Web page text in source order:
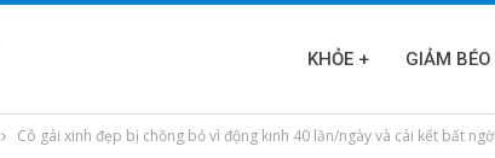
KHỎE + GIẢM BÉO
Cô gái xinh đẹp bị chồng bỏ vì động kinh 40 lần/ngày và cái kết bất ngờ